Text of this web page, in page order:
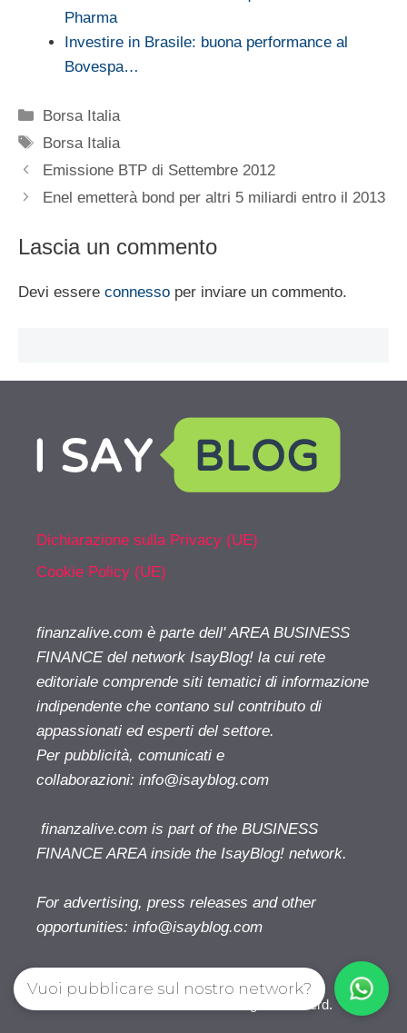
Pharma
Investire in Brasile: buona performance al
Bovespa…
Categorie
Borsa Italia
Tag
Borsa Italia
Emissione BTP di Settembre 2012
Enel emetterà bond per altri 5 miliardi entro il 2013
Lascia un commento
Devi essere connesso per inviare un commento.
Dichiarazione sulla Privacy (UE)
Cookie Policy (UE)
finanzalive.com è parte dell' AREA BUSINESS
FINANCE del network IsayBlog! la cui rete
editoriale comprende siti tematici di informazione
indipendente che contano sul contributo di
appassionati ed esperti del settore.
Per pubblicità, comunicati e
collaborazioni: info@isayblog.com
finanzalive.com is part of the BUSINESS
FINANCE AREA inside the IsayBlog! network.
For advertising, press releases and other
opportunities: info@isayblog.com
Finanzalive.com © 2026. All right reserverd.
Vuoi pubblicare sul nostro network?